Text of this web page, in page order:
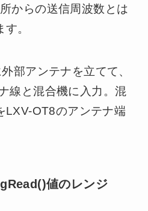
からの送信周波数とは
。
部アンテナを立てて、
線と混合機に入力。混
LXV-OT8のアンテナ端
値のレンジ